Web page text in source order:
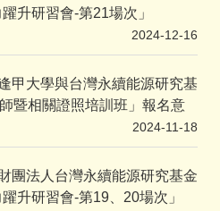
升研習會-第21場次」
2024-12-16
甲大學與台灣永續能源研究基
暨相關證照培訓班」報名意
2024-11-18
團法人台灣永續能源研究基金
升研習會-第19、20場次」